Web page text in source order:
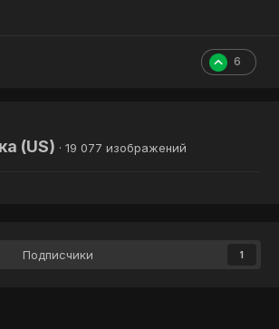
6
(US) · 19 077 изображений
Подписчики 1